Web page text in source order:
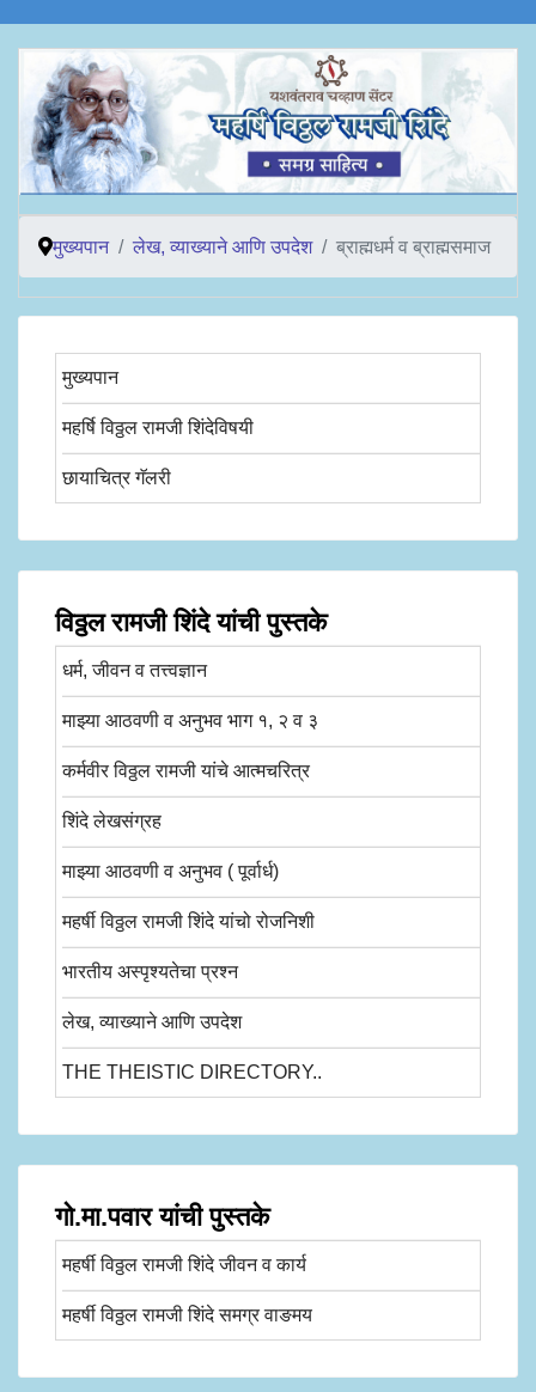
मुख्यपान लेख, व्याख्याने आणि उपदेश ब्राह्मधर्म व ब्राह्मसमाज
मुख्यपान
महर्षि विठ्ठल रामजी शिंदेविषयी
छायाचित्र गॅलरी
विठ्ठल रामजी शिंदे यांची पुस्तके
धर्म, जीवन व तत्त्वज्ञान
माझ्या आठवणी व अनुभव भाग १, २ व ३
कर्मवीर विठ्ठल रामजी यांचे आत्मचरित्र
शिंदे लेखसंग्रह
माझ्या आठवणी व अनुभव ( पूर्वार्ध)
महर्षी विठ्ठल रामजी शिंदे यांचो रोजनिशी
भारतीय अस्पृश्यतेचा प्रश्न
लेख, व्याख्याने आणि उपदेश
THE THEISTIC DIRECTORY..
गो.मा.पवार यांची पुस्तके
महर्षी विठ्ठल रामजी शिंदे जीवन व कार्य
महर्षी विठ्ठल रामजी शिंदे समग्र वाङमय